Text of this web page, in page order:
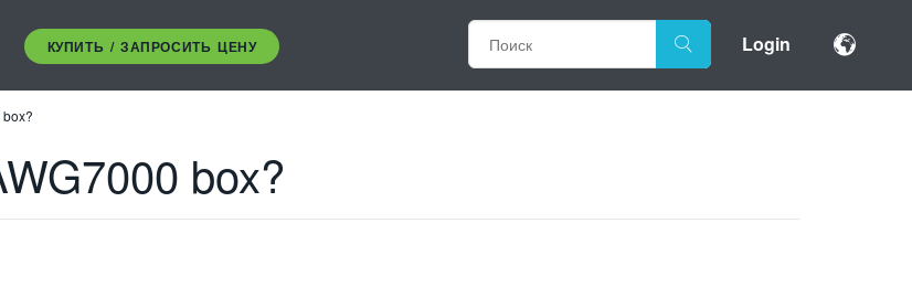
КУПИТЬ / ЗАПРОСИТЬ ЦЕНУ Login
box?
box?